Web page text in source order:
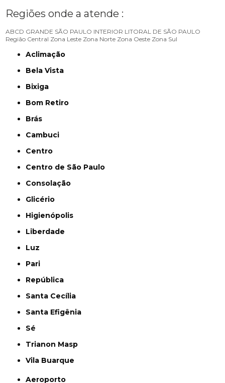
Regiões onde a atende :
ABCD GRANDE SÃO PAULO INTERIOR LITORAL DE SÃO PAULO
Região Central Zona Leste Zona Norte Zona Oeste Zona Sul
Aclimação
Bela Vista
Bixiga
Bom Retiro
Brás
Cambuci
Centro
Centro de São Paulo
Consolação
Glicério
Higienópolis
Liberdade
Luz
Pari
República
Santa Cecília
Santa Efigênia
Sé
Trianon Masp
Vila Buarque
Aeroporto